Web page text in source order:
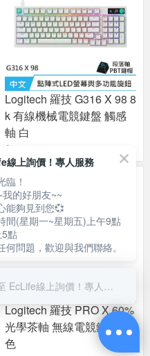
Logitech 羅技 G316 X 98 8
k 有線機械電競鍵盤 觸感
軸 白
$2990
Logitech 羅技 PRO X 60%
光學茶軸 無線電競鍵盤 白
色
線上詢價！專人服務
臨！
的好朋友~~
能夠見到您💞
間(星期一~星期五)上午9點
5點
何問題，歡迎與我們聯絡。
回覆至 EcLife線上詢價！專人服務